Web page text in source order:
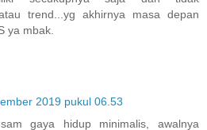
trend...yg akhirnya masa depan
ya mbak.
2019 pukul 06.53
gaya hidup minimalis, awalnya